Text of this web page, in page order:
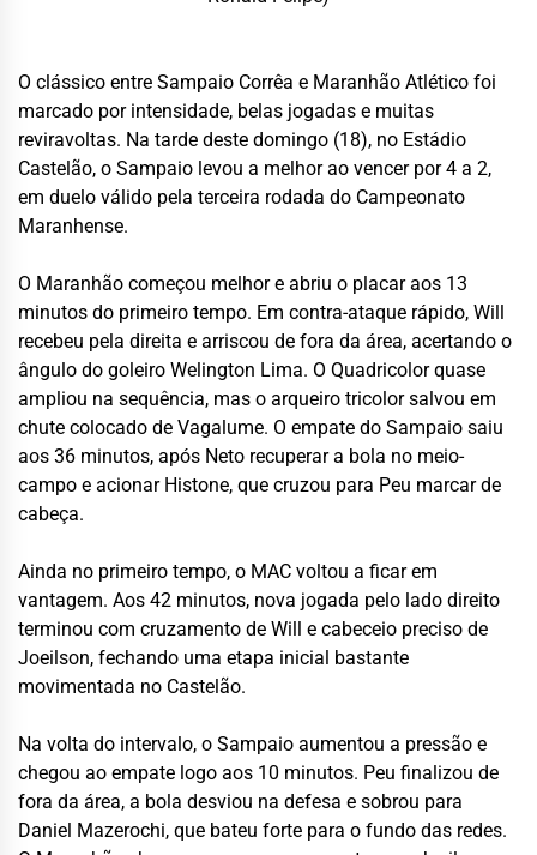
O clássico entre Sampaio Corrêa e Maranhão Atlético foi
marcado por intensidade, belas jogadas e muitas
reviravoltas. Na tarde deste domingo (18), no Estádio
Castelão, o Sampaio levou a melhor ao vencer por 4 a 2,
em duelo válido pela terceira rodada do Campeonato
Maranhense.
O Maranhão começou melhor e abriu o placar aos 13
minutos do primeiro tempo. Em contra-ataque rápido, Will
recebeu pela direita e arriscou de fora da área, acertando o
ângulo do goleiro Welington Lima. O Quadricolor quase
ampliou na sequência, mas o arqueiro tricolor salvou em
chute colocado de Vagalume. O empate do Sampaio saiu
aos 36 minutos, após Neto recuperar a bola no meio-
campo e acionar Histone, que cruzou para Peu marcar de
cabeça.
Ainda no primeiro tempo, o MAC voltou a ficar em
vantagem. Aos 42 minutos, nova jogada pelo lado direito
terminou com cruzamento de Will e cabeceio preciso de
Joeilson, fechando uma etapa inicial bastante
movimentada no Castelão.
Na volta do intervalo, o Sampaio aumentou a pressão e
chegou ao empate logo aos 10 minutos. Peu finalizou de
fora da área, a bola desviou na defesa e sobrou para
Daniel Mazerochi, que bateu forte para o fundo das redes.